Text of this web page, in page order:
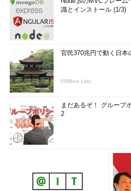
識とインストール (1/3)
官民370兆円で動く日本
PR(Blue Lab)
まだあるぞ！ グループ
2